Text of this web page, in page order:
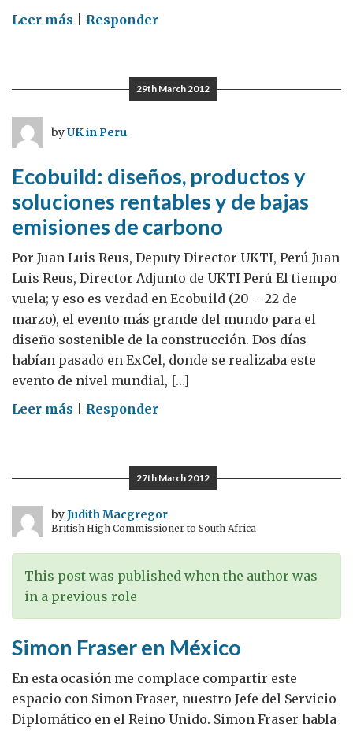
Leer más on
Guatemala
Responder
29th March 2012
byUK in Peru
Ecobuild: diseños, productos y
soluciones rentables y de bajas
emisiones de carbono
Por Juan Luis Reus, Deputy Director UKTI, Perú Juan
Luis Reus, Director Adjunto de UKTI Perú El tiempo
vuela; y eso es verdad en Ecobuild (20 – 22 de
marzo), el evento más grande del mundo para el
diseño sostenible de la construcción. Dos días
habían pasado en ExCel, donde se realizaba este
evento de nivel mundial, […]
Leer más on
productos
soluciones
rentables
y
de
bajas
carbono
Responder
27th March 2012
byJudith Macgregor
British High Commissioner to South Africa
This post was published when the author was
in a previous role
Simon Fraser en México
En esta ocasión me complace compartir este
espacio con Simon Fraser, nuestro Jefe del Servicio
Diplomático en el Reino Unido. Simon Fraser habla